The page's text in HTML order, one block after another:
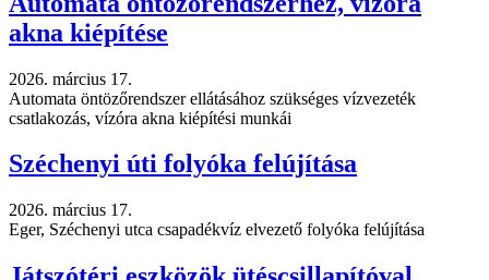
akna kiépítése
2026. március 17.
Automata öntözőrendszer ellátásához szükséges vízvezeték
csatlakozás, vízóra akna kiépítési munkái
Széchenyi úti folyóka felújítása
2026. március 17.
Eger, Széchenyi utca csapadékvíz elvezető folyóka felújítása